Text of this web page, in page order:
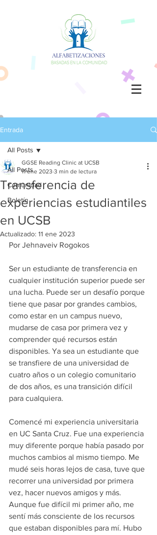
Entrada
All Posts
Comunidad
Boletín
All Posts
Transferencia de
experiencias estudiantiles
en UCSB
GGSE Reading Clinic at UCSB
11 ene 2023 3 min de lectura
Actualizado: 11 ene 2023
Por Jehnaveiv Rogokos
Ser un estudiante de transferencia en
cualquier institución superior puede ser
una lucha. Puede ser un desafío porque
tiene que pasar por grandes cambios,
como estar en un campus nuevo,
mudarse de casa por primera vez y
comprender qué recursos están
disponibles. Ya sea un estudiante que
se transfiere de una universidad de
cuatro años o un colegio comunitario
de dos años, es una transición difícil
para cualquiera.
Comencé mi experiencia universitaria
en UC Santa Cruz. Fue una experiencia
muy diferente porque había pasado por
muchos cambios al mismo tiempo. Me
mudé seis horas lejos de casa, tuve que
recorrer una universidad por primera
vez, hacer nuevos amigos y más.
Aunque fue difícil mi primer año, me
sentí más consciente de los recursos
que estaban disponibles para mí. Hubo